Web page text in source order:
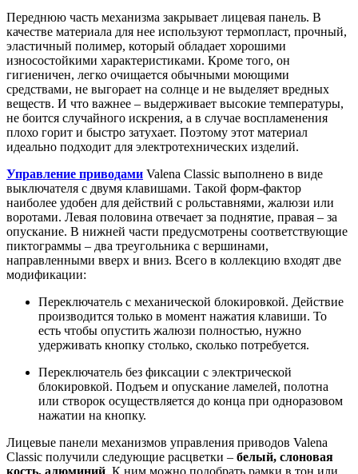
Переднюю часть механизма закрывает лицевая панель. В
качестве материала для нее используют термопласт, прочный,
эластичный полимер, который обладает хорошими
износостойкими характеристиками. Кроме того, он
гигиеничен, легко очищается обычными моющими
средствами, не выгорает на солнце и не выделяет вредных
веществ. И что важнее – выдерживает высокие температуры,
не боится случайного искрения, а в случае воспламенения
плохо горит и быстро затухает. Поэтому этот материал
идеально подходит для электротехнических изделий.
Управление приводами Valena Classic выполнено в виде
выключателя с двумя клавишами. Такой форм-фактор
наиболее удобен для действий с рольставнями, жалюзи или
воротами. Левая половина отвечает за поднятие, правая – за
опускание. В нижней части предусмотрены соответствующие
пиктограммы – два треугольника с вершинами,
направленными вверх и вниз. Всего в коллекцию входят две
модификации:
Переключатель с механической блокировкой. Действие
производится только в момент нажатия клавиши. То
есть чтобы опустить жалюзи полностью, нужно
удерживать кнопку столько, сколько потребуется.
Переключатель без фиксации с электрической
блокировкой. Подъем и опускание ламелей, полотна
или створок осуществляется до конца при одноразовом
нажатии на кнопку.
Лицевые панели механизмов управления приводов Valena
Classic получили следующие расцветки – белый, слоновая